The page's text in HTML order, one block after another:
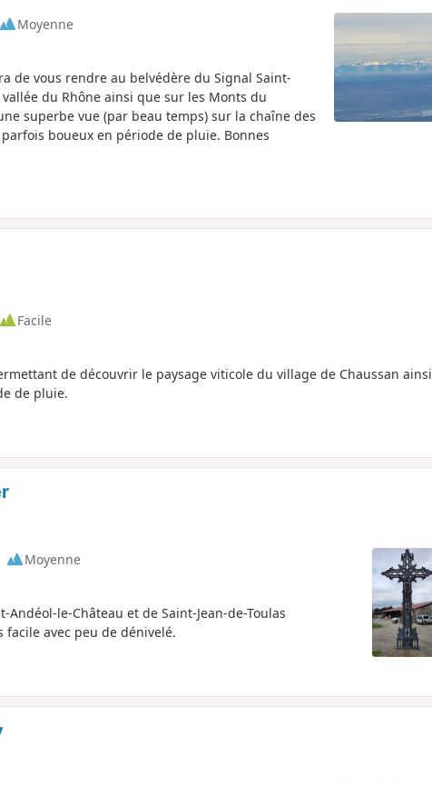
Moyenne
de vous rendre au belvédère du Signal Saint-
du Rhône ainsi que sur les Monts du
superbe vue (par beau temps) sur la chaîne des
boueux en période de pluie. Bonnes
Facile
de découvrir le paysage viticole du village de Chaussan ainsi
de pluie.
Moyenne
le-Château et de Saint-Jean-de-Toulas
facile avec peu de dénivelé.